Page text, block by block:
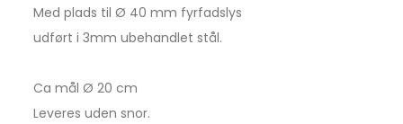
Med plads til Ø 40 mm fyrfadslys
udført i 3mm ubehandlet stål.
Ca mål Ø 20 cm
Leveres uden snor.